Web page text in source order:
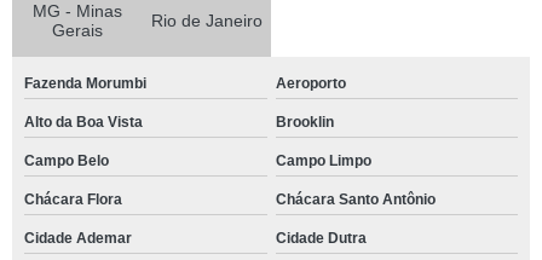
MG - Minas
Gerais
Rio de Janeiro
Fazenda Morumbi Aeroporto
Alto da Boa Vista Brooklin
Campo Belo Campo Limpo
Chácara Flora Chácara Santo Antônio
Cidade Ademar Cidade Dutra